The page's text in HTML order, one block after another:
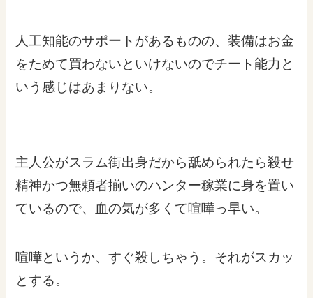
人工知能のサポートがあるものの、装備はお金
をためて買わないといけないのでチート能力と
いう感じはあまりない。
主人公がスラム街出身だから舐められたら殺せ
精神かつ無頼者揃いのハンター稼業に身を置い
ているので、血の気が多くて喧嘩っ早い。
喧嘩というか、すぐ殺しちゃう。それがスカッ
とする。